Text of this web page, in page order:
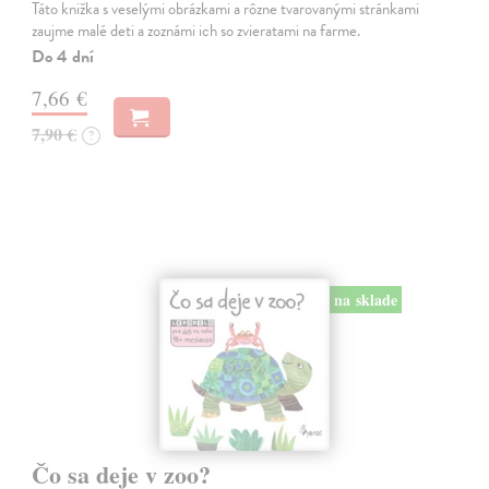
Táto knižka s veselými obrázkami a rôzne tvarovanými stránkami
zaujme malé deti a zoznámi ich so zvieratami na farme.
Do 4 dní
7,66 €
7,90 € ?
na sklade
Čo sa deje v zoo?